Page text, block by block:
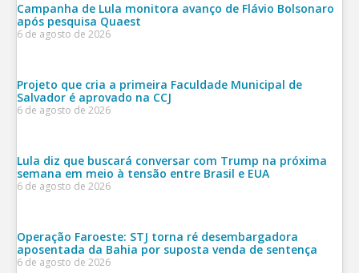
Campanha de Lula monitora avanço de Flávio Bolsonaro
após pesquisa Quaest
6 de agosto de 2026
Projeto que cria a primeira Faculdade Municipal de
Salvador é aprovado na CCJ
6 de agosto de 2026
Lula diz que buscará conversar com Trump na próxima
semana em meio à tensão entre Brasil e EUA
6 de agosto de 2026
Operação Faroeste: STJ torna ré desembargadora
aposentada da Bahia por suposta venda de sentença
6 de agosto de 2026